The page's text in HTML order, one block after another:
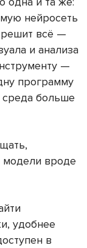
нейросеть
решит всё —
и анализа
—
программу
среда больше
модели вроде
удобнее
в